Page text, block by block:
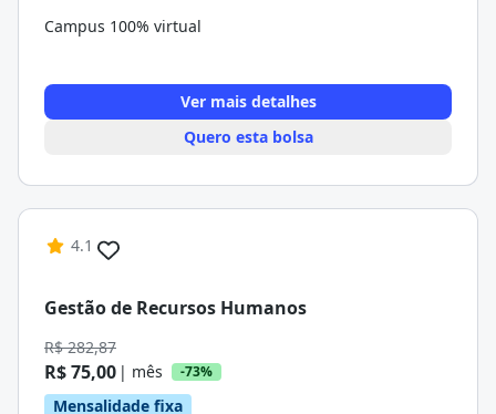
Campus 100% virtual
Ver mais detalhes
Quero esta bolsa
4.1
Gestão de Recursos Humanos
R$ 282,87
R$ 75,00 | mês -73%
Mensalidade fixa